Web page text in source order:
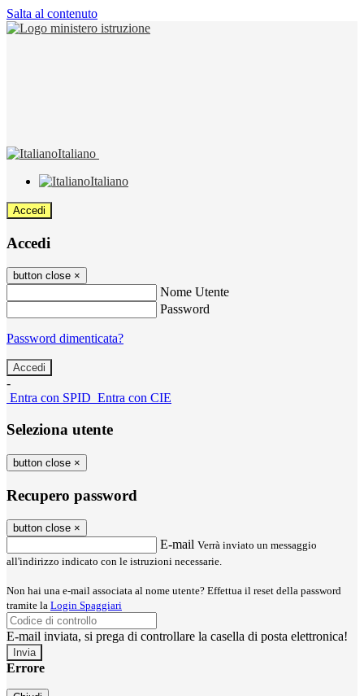
Salta al contenuto
Italiano
Italiano
Accedi
Accedi
button close ×
Nome Utente
Password
Password dimenticata?
-
Entra con SPID Entra con CIE
Seleziona utente
button close ×
Recupero password
button close ×
E-mail Verrà inviato un messaggio
all'indirizzo indicato con le istruzioni necessarie.
Non hai una e-mail associata al nome utente? Effettua il reset della password
tramite la Login Spaggiari
E-mail inviata, si prega di controllare la casella di posta elettronica!
Errore